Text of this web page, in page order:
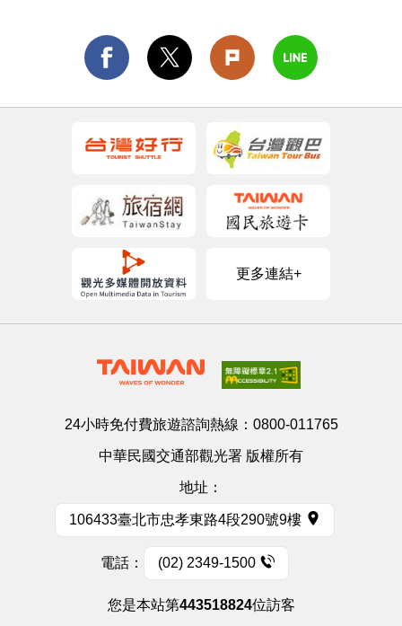
更多連結+
24小時免付費旅遊諮詢熱線： 0800-011765
中華民國交通部觀光署 版權所有
地址：
106433臺北市忠孝東路4段290號9樓
電話： (02) 2349-1500
您是本站第443518824位訪客